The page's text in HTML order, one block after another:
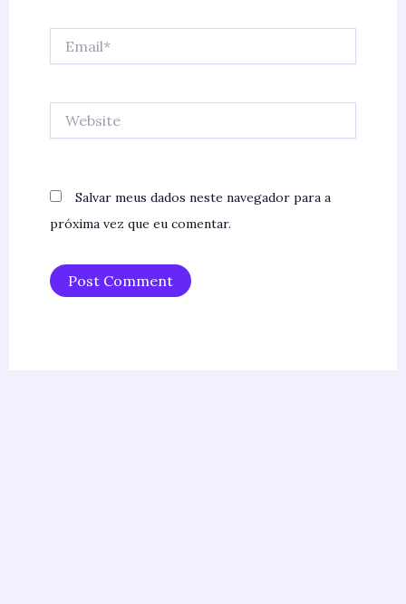
Salvar meus dados neste navegador para a
próxima vez que eu comentar.